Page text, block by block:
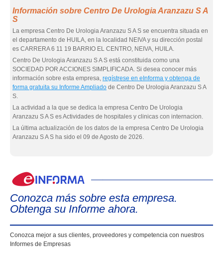
Información sobre Centro De Urologia Aranzazu S A
S
La empresa Centro De Urologia Aranzazu S A S se encuentra situada en
el departamento de HUILA, en la localidad NEIVA y su dirección postal
es CARRERA 6 11 19 BARRIO EL CENTRO, NEIVA, HUILA.
Centro De Urologia Aranzazu S A S está constituida como una
SOCIEDAD POR ACCIONES SIMPLIFICADA. Si desea conocer más
información sobre esta empresa, regístrese en eInforma y obtenga de
forma gratuita su Informe Ampliado de Centro De Urologia Aranzazu S A
S.
La actividad a la que se dedica la empresa Centro De Urologia
Aranzazu S A S es Actividades de hospitales y clinicas con internacion.
La última actualización de los datos de la empresa Centro De Urologia
Aranzazu S A S ha sido el 09 de Agosto de 2026.
Conozca más sobre esta empresa.
Obtenga su Informe ahora.
Conozca mejor a sus clientes, proveedores y competencia con nuestros
Informes de Empresas